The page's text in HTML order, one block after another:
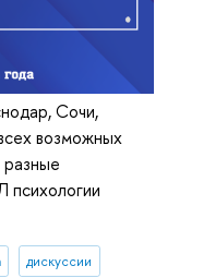
Сочи,
возможных
психологии
дискуссии